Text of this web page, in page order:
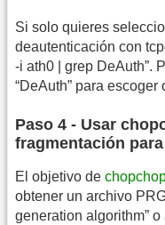
Si solo quieres
deautenticación con
-i ath0 | grep DeAuth”.
“DeAuth” para
Paso 4 - Usar
fragmentación
El objetivo de
obtener un archivo
generation algorithm”